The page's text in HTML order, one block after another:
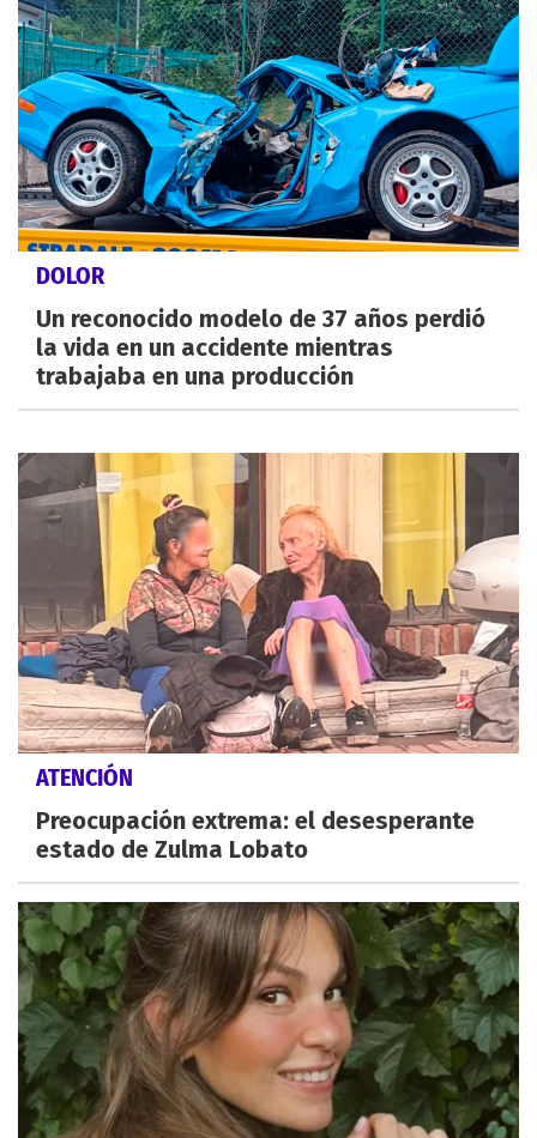
DOLOR
Un reconocido modelo de 37 años perdió
la vida en un accidente mientras
trabajaba en una producción
ATENCIÓN
Preocupación extrema: el desesperante
estado de Zulma Lobato